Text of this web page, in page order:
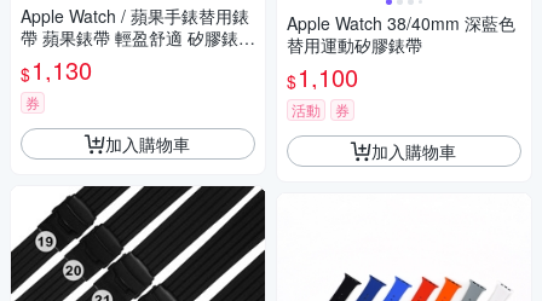
Apple Watch / 蘋果手錶替用錶
帶 蘋果錶帶 輕盈舒適 矽膠錶帶
綠色
$1,130
券
加入購物車
Apple Watch 38/40mm 深藍色
替用運動矽膠錶帶
$1,100
活動 券
加入購物車